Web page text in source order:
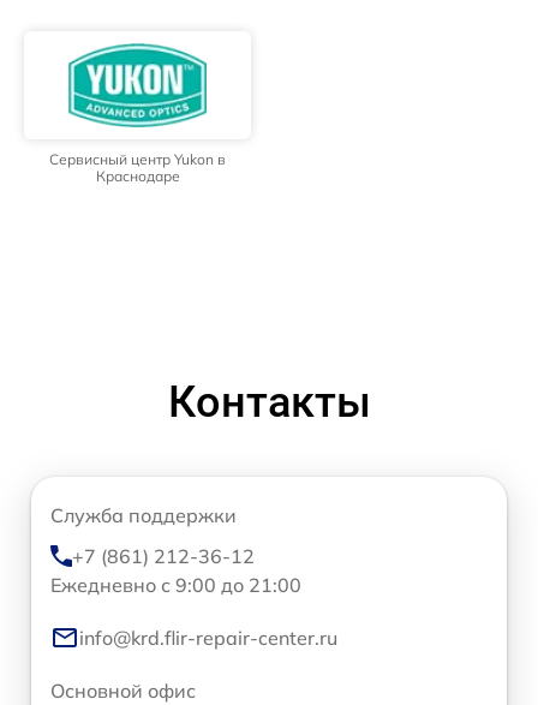
Сервисный центр Yukon в
Краснодаре
Контакты
Служба поддержки
+7 (861) 212-36-12
Ежедневно с 9:00 до 21:00
info@krd.flir-repair-center.ru
Основной офис